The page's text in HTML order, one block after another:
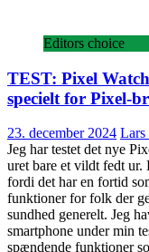
Editors choice
TEST: Pixel
specielt for Pixel-
23. december 2024 Lars
Jeg har testet det nye
uret bare et vildt fedt ur.
fordi det har en fortid
funktioner for folk der
sundhed generelt. Jeg
smartphone under min
spændende funktioner